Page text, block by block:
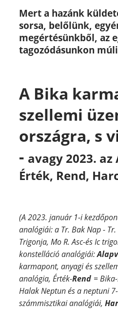
Mert a hazánk
sorsa, belőlünk,
megértésünkből, az
tagozódásunkon
A Bika
szellemi
országra, s
- avagy 2023.
Érték, Rend,
(A 2023. január 1-i
analógiái: a Tr. Bak Nap -
Trigonja, Mo R. Asc-és Ic
konstelláció analógiái:
karmapont, anyagi és
analógia, Érték-Rend =
Halak Neptun és a neptuni
számmisztikai analógiái,